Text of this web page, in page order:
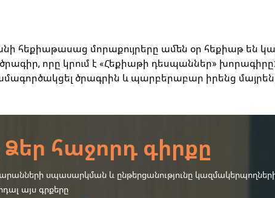
հեքիաթասաց մորաքույրերը ամեն օր հեքիաթ են
որը կրում է «Հեքիաթի դեսպաններ»
ծրագրին և պարբերաբար իրենց
հաջորդ գիրքը
սպասարկման և ընթերցանությունը
այս գրքերը